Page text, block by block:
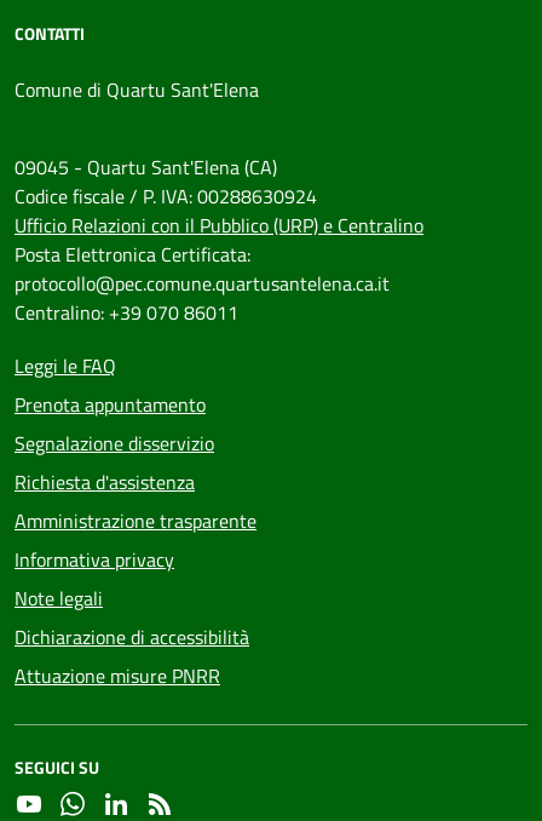
CONTATTI
Comune di Quartu Sant'Elena
09045 - Quartu Sant'Elena (CA)
Codice fiscale / P. IVA: 00288630924
Ufficio Relazioni con il Pubblico (URP) e Centralino
Posta Elettronica Certificata:
protocollo@pec.comune.quartusantelena.ca.it
Centralino: +39 070 86011
Leggi le FAQ
Prenota appuntamento
Segnalazione disservizio
Richiesta d'assistenza
Amministrazione trasparente
Informativa privacy
Note legali
Dichiarazione di accessibilità
Attuazione misure PNRR
SEGUICI SU
YouTubeWhatsapp
Linkedin